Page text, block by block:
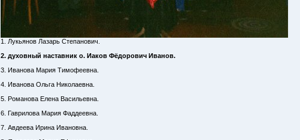
1. Лукьянов Лазарь Степанович.
2. духовный наставник о. Иаков Фёдорович Иванов.
3. Иванова Мария Тимофеевна.
4. Иванова Ольга Николаевна.
5. Романова Елена Васильевна.
6. Гаврилова Мария Фаддеевна.
7. Авдеева Ирина Ивановна.